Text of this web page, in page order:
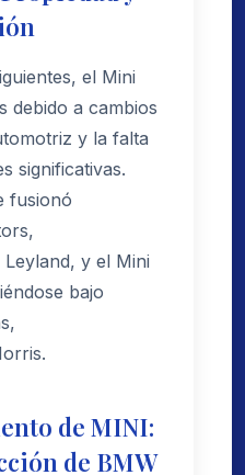
el Mini
debido a cambios
y la falta
significativas.
fusionó
y el Mini
bajo
de MINI:
de BMW